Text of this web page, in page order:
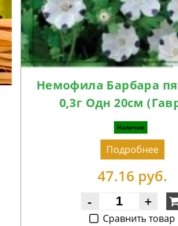
Немофила Барбара
0,3г Одн 20см
Наличие
Подробнее
47.16 руб.
- +
Cравнить товар